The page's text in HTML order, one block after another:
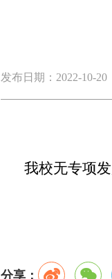
发布日期：2022-10-20
我校无专项
分享：